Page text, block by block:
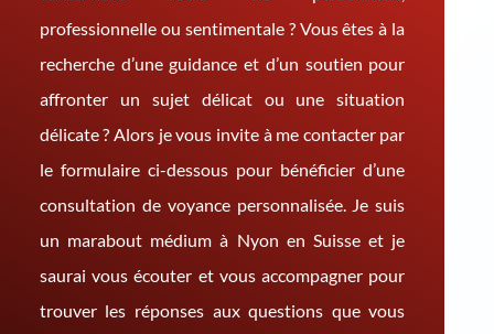
professionnelle ou sentimentale ? Vous êtes à la
recherche d’une guidance et d’un soutien pour
affronter un sujet délicat ou une situation
délicate ? Alors je vous invite à me contacter par
le formulaire ci-dessous pour bénéficier d’une
consultation de voyance personnalisée. Je suis
un marabout médium à Nyon en Suisse et je
saurai vous écouter et vous accompagner pour
trouver les réponses aux questions que vous